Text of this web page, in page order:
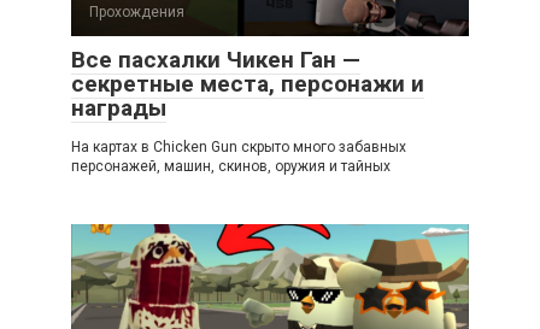
Прохождения
Все пасхалки Чикен Ган —
секретные места, персонажи и
награды
На картах в Chicken Gun скрыто много забавных
персонажей, машин, скинов, оружия и тайных